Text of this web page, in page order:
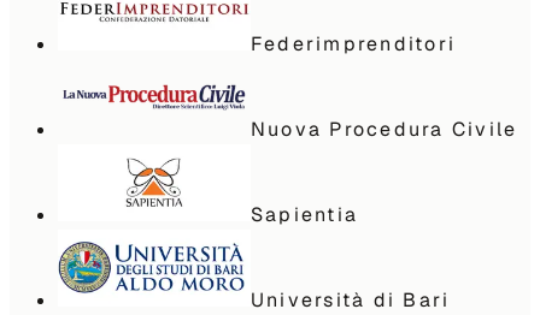
Federimprenditori
Nuova Procedura Civile
Sapientia
Università di Bari